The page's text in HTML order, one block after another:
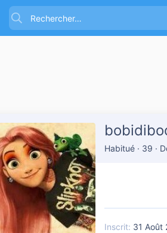
Habitué · 39 ·
Inscrit 31 Août